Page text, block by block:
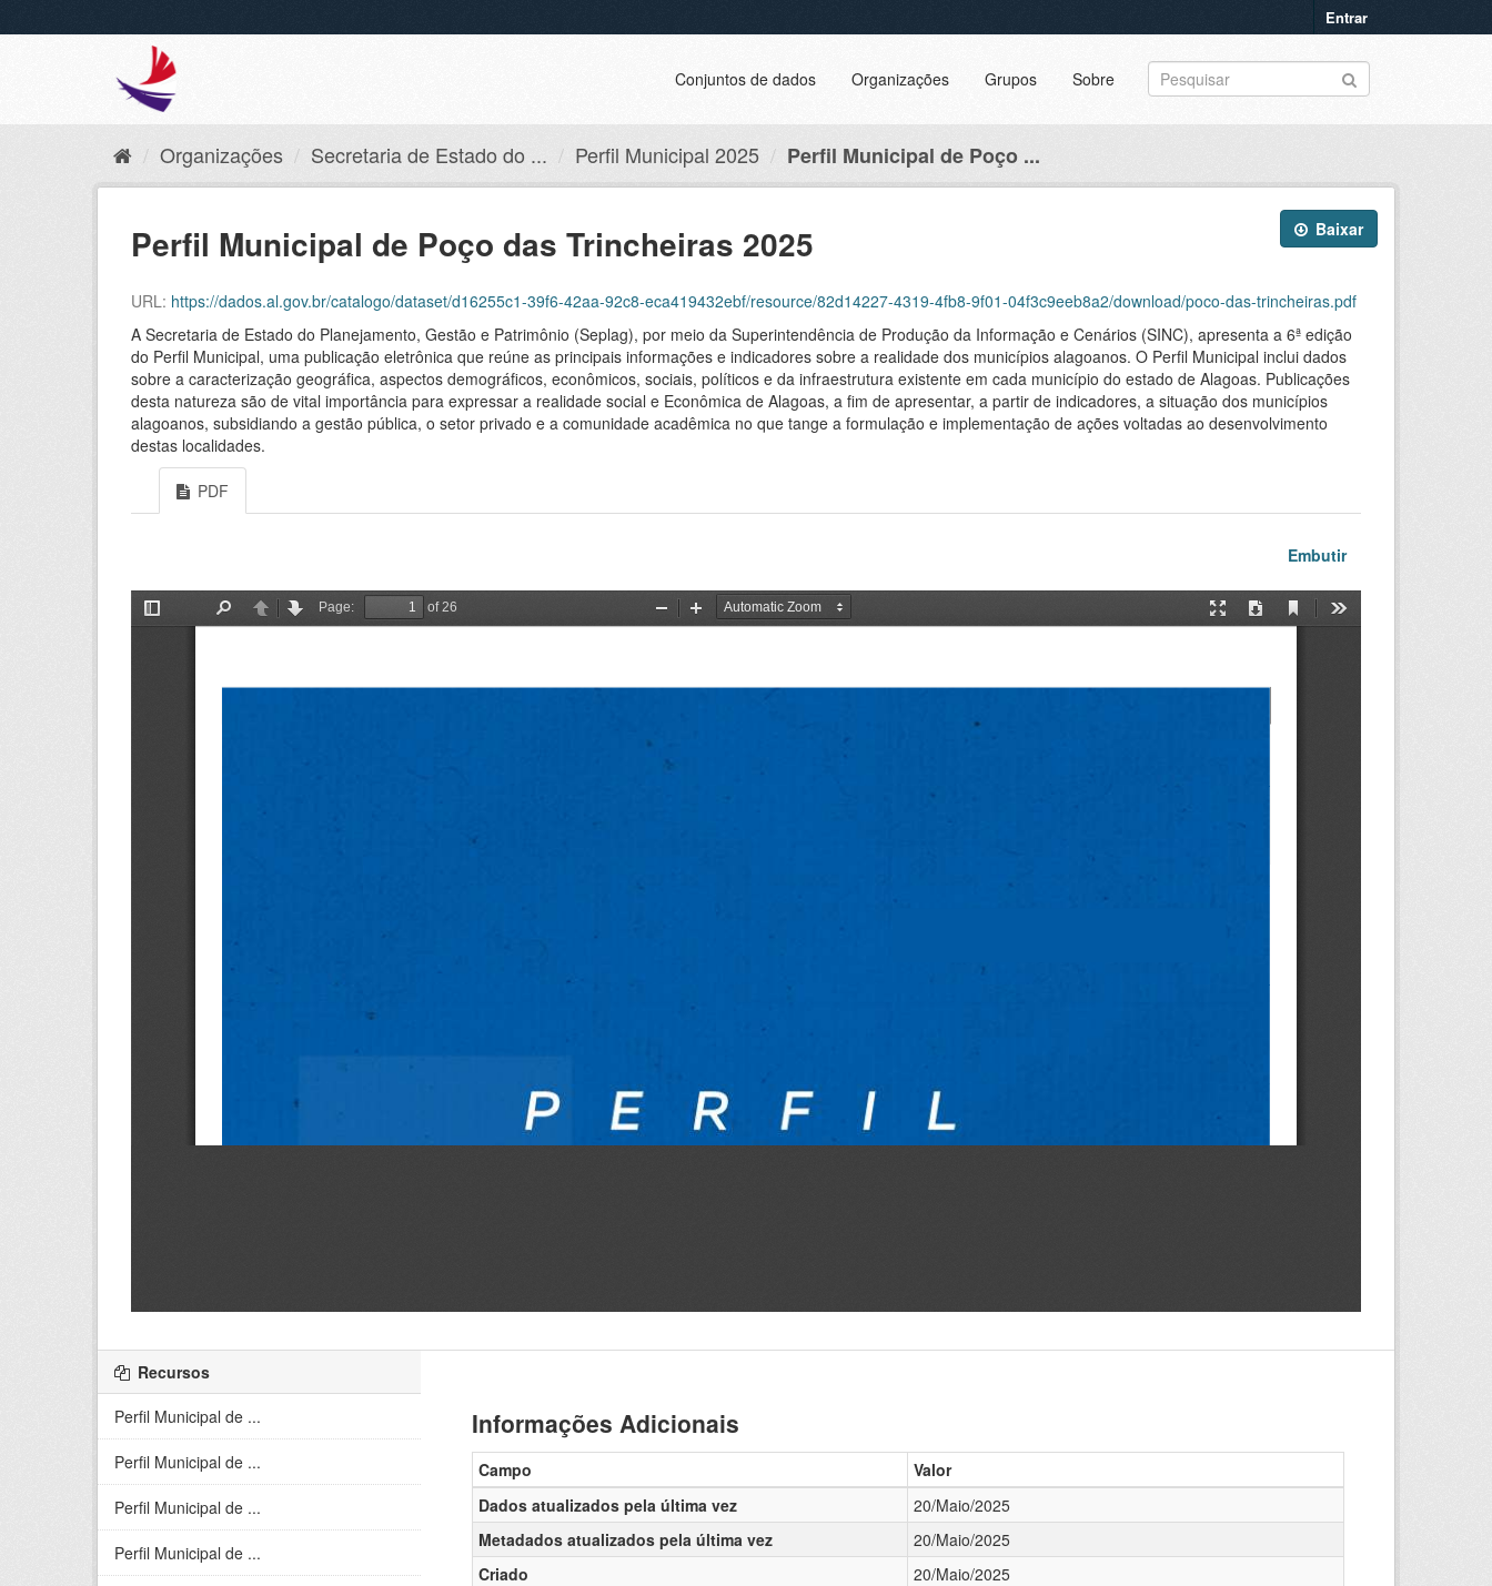
Entrar
Conjuntos de dados Organizações Grupos Sobre
Organizações Secretaria de Estado do ... Perfil Municipal 2025 Perfil Municipal de Poço ...
Baixar
Perfil Municipal de Poço das Trincheiras 2025
URL: https://dados.al.gov.br/catalogo/dataset/d16255c1-39f6-42aa-92c8-eca419432ebf/resource/82d14227-4319-4fb8-9f01-04f3c9eeb8a2/download/poco-das-trincheiras.pdf
A Secretaria de Estado do Planejamento, Gestão e Patrimônio (Seplag), por meio da Superintendência de Produção da Informação e Cenários (SINC), apresenta a 6ª edição
do Perfil Municipal, uma publicação eletrônica que reúne as principais informações e indicadores sobre a realidade dos municípios alagoanos. O Perfil Municipal inclui dados
sobre a caracterização geográfica, aspectos demográficos, econômicos, sociais, políticos e da infraestrutura existente em cada município do estado de Alagoas. Publicações
desta natureza são de vital importância para expressar a realidade social e Econômica de Alagoas, a fim de apresentar, a partir de indicadores, a situação dos municípios
alagoanos, subsidiando a gestão pública, o setor privado e a comunidade acadêmica no que tange a formulação e implementação de ações voltadas ao desenvolvimento
destas localidades.
PDF
Embutir
Recursos
Perfil Municipal de ...
Perfil Municipal de ...
Perfil Municipal de ...
Perfil Municipal de ...
Informações Adicionais
Campo
Valor
Dados atualizados pela última vez
20/Maio/2025
Metadados atualizados pela última vez
20/Maio/2025
Criado
20/Maio/2025